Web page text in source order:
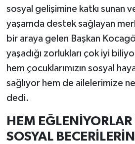
sosyal gelişimine katkı sunan
yaşamda destek sağlayan
bir araya gelen Başkan
yaşadığı zorlukları çok iyi
hem çocuklarımızın sosyal
sağlıyor hem de ailelerimize
dedi.
HEM
SOSYAL BECERİLERİNİ